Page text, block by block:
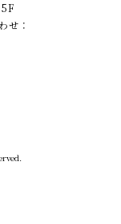
せ：